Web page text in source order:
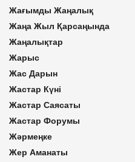
Жағымды Жаңалық
Жаңа Жыл Қарсаңында
Жаңалықтар
Жарыс
Жас Дарын
Жастар Күні
Жастар Саясаты
Жастар Форумы
Жәрмеңке
Жер Аманаты